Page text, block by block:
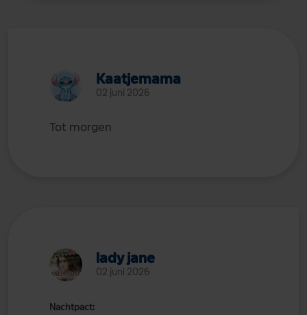
Kaatjemama
02 juni 2026
Tot morgen
lady jane
02 juni 2026
Nachtpact: